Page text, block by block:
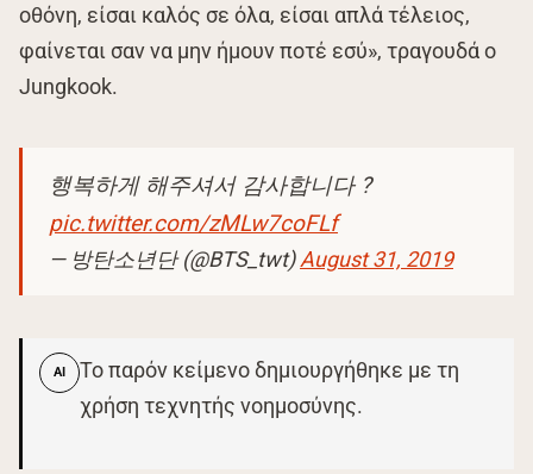
οθόνη, είσαι καλός σε όλα, είσαι απλά τέλειος,
φαίνεται σαν να μην ήμουν ποτέ εσύ», τραγουδά ο
Jungkook.
행복하게 해주셔서 감사합니다 ?
pic.twitter.com/zMLw7coFLf
— 방탄소년단 (@BTS_twt)August 31, 2019
AI
Το παρόν κείμενο δημιουργήθηκε με τη
χρήση τεχνητής νοημοσύνης.